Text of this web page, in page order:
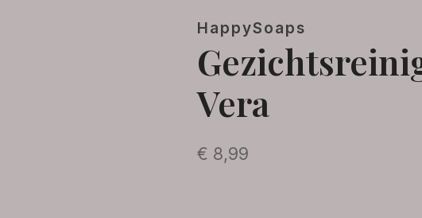
HappySoaps
Vera
€ 8,99